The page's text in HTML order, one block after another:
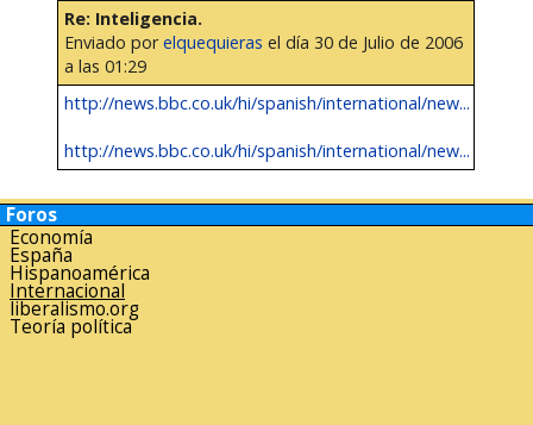
Re: Inteligencia.
Enviado porelquequieras el día 30 de Julio de 2006
a las 01:29
http://news.bbc.co.uk/hi/spanish/international/new...
http://news.bbc.co.uk/hi/spanish/international/new...
Foros
Economía
España
Hispanoamérica
Internacional
liberalismo.org
Teoría política